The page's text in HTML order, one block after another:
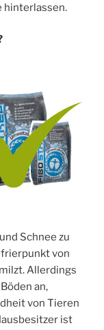
hinterlassen.
Schnee zu
von
Allerdings
an,
von Tieren
ist